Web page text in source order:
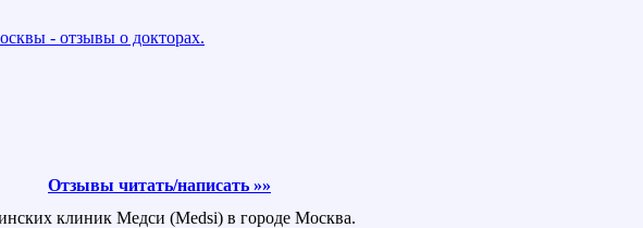
- отзывы о докторах.
Отзывы читать/написать »»
клиник Медси (Medsi) в городе Москва.